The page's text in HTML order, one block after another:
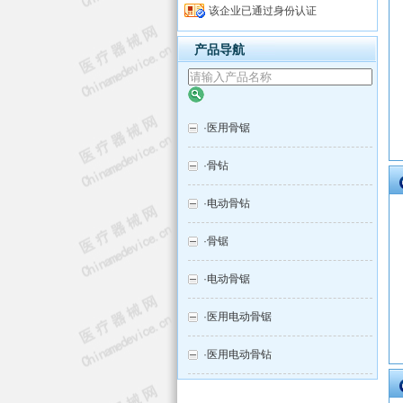
该企业已通过身份认证
产品导航
· 医用骨锯
·骨钻
·电动骨钻
·骨锯
·电动骨锯
· 医用电动骨锯
· 医用电动骨钻